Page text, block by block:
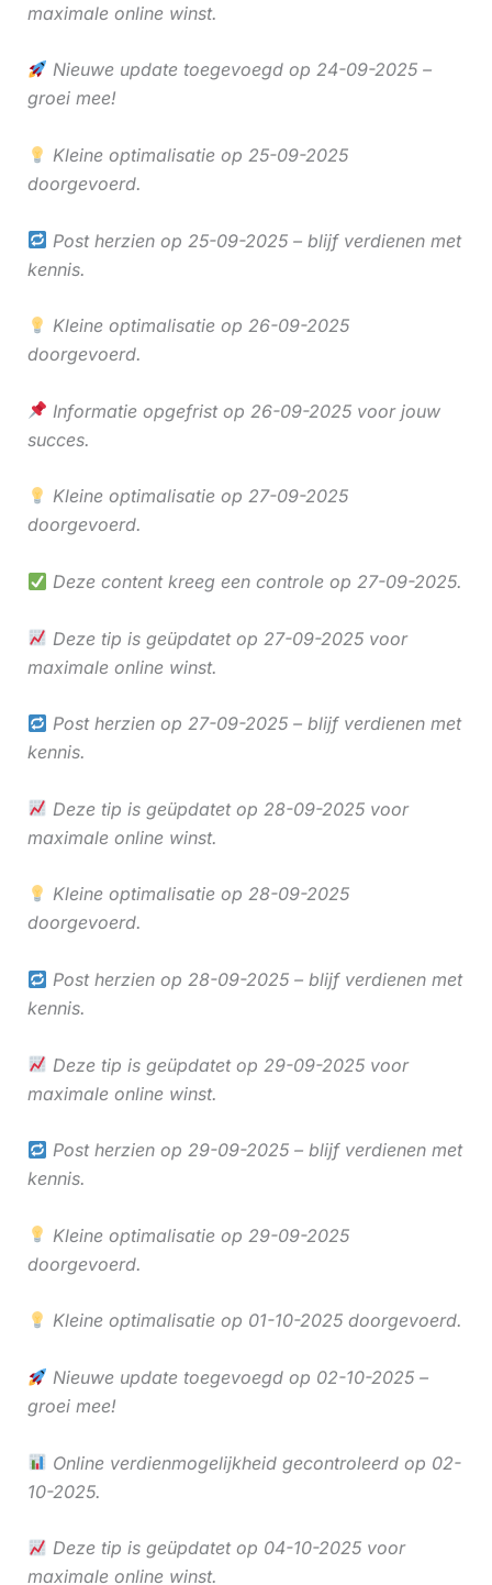
maximale online winst.
Nieuwe update toegevoegd op 24-09-2025 –
groei mee!
Kleine optimalisatie op 25-09-2025
doorgevoerd.
Post herzien op 25-09-2025 – blijf verdienen met
kennis.
Kleine optimalisatie op 26-09-2025
doorgevoerd.
Informatie opgefrist op 26-09-2025 voor jouw
succes.
Kleine optimalisatie op 27-09-2025
doorgevoerd.
Deze content kreeg een controle op 27-09-2025.
Deze tip is geüpdatet op 27-09-2025 voor
maximale online winst.
Post herzien op 27-09-2025 – blijf verdienen met
kennis.
Deze tip is geüpdatet op 28-09-2025 voor
maximale online winst.
Kleine optimalisatie op 28-09-2025
doorgevoerd.
Post herzien op 28-09-2025 – blijf verdienen met
kennis.
Deze tip is geüpdatet op 29-09-2025 voor
maximale online winst.
Post herzien op 29-09-2025 – blijf verdienen met
kennis.
Kleine optimalisatie op 29-09-2025
doorgevoerd.
Kleine optimalisatie op 01-10-2025 doorgevoerd.
Nieuwe update toegevoegd op 02-10-2025 –
groei mee!
Online verdienmogelijkheid gecontroleerd op 02-
10-2025.
Deze tip is geüpdatet op 04-10-2025 voor
maximale online winst.